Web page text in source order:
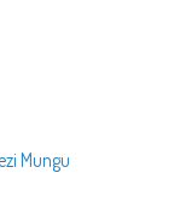
Mungu